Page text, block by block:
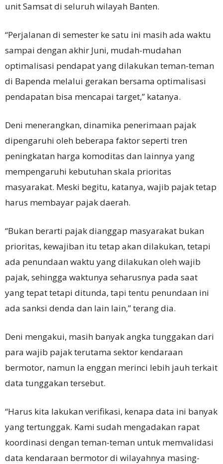
unit Samsat di seluruh wilayah Banten.
“Perjalanan di semester ke satu ini masih ada waktu
sampai dengan akhir Juni, mudah-mudahan
optimalisasi pendapat yang dilakukan teman-teman
di Bapenda melalui gerakan bersama optimalisasi
pendapatan bisa mencapai target,” katanya.
Deni menerangkan, dinamika penerimaan pajak
dipengaruhi oleh beberapa faktor seperti tren
peningkatan harga komoditas dan lainnya yang
mempengaruhi kebutuhan skala prioritas
masyarakat. Meski begitu, katanya, wajib pajak tetap
harus membayar pajak daerah.
“Bukan berarti pajak dianggap masyarakat bukan
prioritas, kewajiban itu tetap akan dilakukan, tetapi
ada penundaan waktu yang dilakukan oleh wajib
pajak, sehingga waktunya seharusnya pada saat
yang tepat tetapi ditunda, tapi tentu penundaan ini
ada sanksi denda dan lain lain,” terang dia.
Deni mengakui, masih banyak angka tunggakan dari
para wajib pajak terutama sektor kendaraan
bermotor, namun Ia enggan merinci lebih jauh terkait
data tunggakan tersebut.
“Harus kita lakukan verifikasi, kenapa data ini banyak
yang tertunggak. Kami sudah mengadakan rapat
koordinasi dengan teman-teman untuk memvalidasi
data kendaraan bermotor di wilayahnya masing-